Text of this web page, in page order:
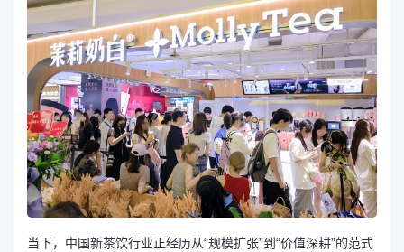
当下，中国新茶饮行业正经历从“规模扩张”到“价值深耕”的范式